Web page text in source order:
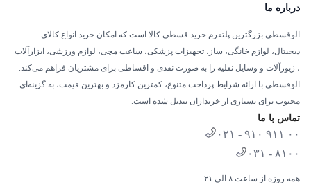
تماس با ما
۰۲۱ - ۹۱۰ ۹۱۱ ۰۰
۰۳۱ - ۸۱۰۰
همه روزه از ساعت ۸ الی ۲۱
درباره ما
الوقسطی بزرگترین پلتفرم خرید قسطی کالا است که امکان خرید انواع کالای
دیجیتال، لوازم خانگی، ساز، تجهیزات پزشکی، ساعت مچی، لوازم ورزشی، ابزارآلات
، زیورآلات و وسایل نقلیه را به صورت نقدی و اقساطی برای مشتریان فراهم می‌کند.
الوقسطی با ارائه شرایط پرداخت متنوع، کمترین کارمزد و بهترین قیمت، به گزینه‌ای
محبوب برای بسیاری از خریداران تبدیل شده است.